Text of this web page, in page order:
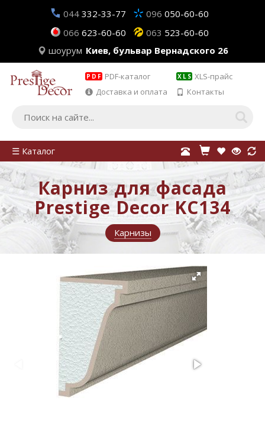
044 332-33-77 096 050-60-60
066 623-60-60 063 523-60-60
шоурум Киев, бульвар Вернадского 26
PDF PDF-каталог XLS XLS-прайс
Доставка и оплата
Контакты
☰ Каталог
Карниз для фасада
Prestige Decor KC134
Карнизы